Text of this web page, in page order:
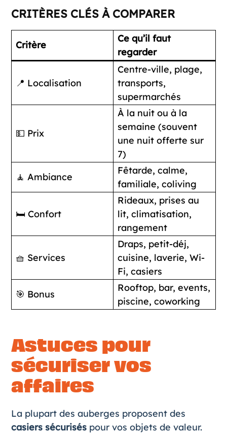
CRITÈRES CLÉS À COMPARER
Critère
Ce qu’il faut
regarder
📍 Localisation
Centre-ville, plage,
transports,
supermarchés
💵 Prix
À la nuit ou à la
semaine (souvent
une nuit offerte sur
7)
🧘 Ambiance
Fêtarde, calme,
familiale, coliving
🛏️ Confort
Rideaux, prises au
lit, climatisation,
rangement
🧺 Services
Draps, petit-déj,
cuisine, laverie, Wi-
Fi, casiers
🎯 Bonus
Rooftop, bar, events,
piscine, coworking
Astuces pour
sécuriser vos
affaires
La plupart des auberges proposent des
casiers sécuriséspour vos objets de valeur.